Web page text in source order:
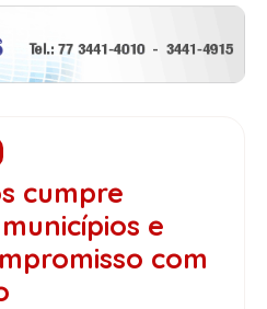
cumpre
e
com